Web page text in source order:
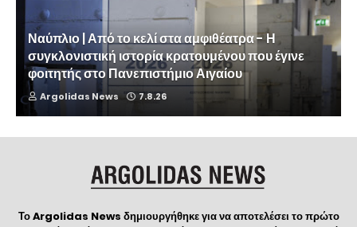
Ναύπλιο | Από το κελί στα αμφιθέατρα - Η
συγκλονιστική ιστορία κρατουμένου που έγινε
φοιτητής στο Πανεπιστήμιο Αιγαίου
Argolidas News 7.8.26
Το Argolidas News δημιουργήθηκε για να αποτελέσει το πρώτο